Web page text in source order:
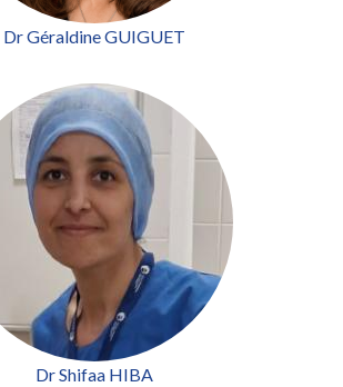
Dr Géraldine GUIGUET
Dr Shifaa HIBA